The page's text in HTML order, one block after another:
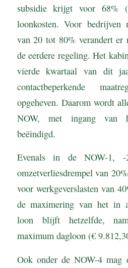
subsidie krijgt voor
loonkosten. Voor bedrijven
van 20 tot 80% verandert er
de eerdere regeling. Het
vierde kwartaal van dit
contactbeperkende
opgeheven. Daarom wordt
NOW, met ingang van
beëindigd.
Evenals in de NOW-1,
omzetverliesdrempel van
voor werkgeverslasten van
de maximering van het in
loon blijft hetzelfde,
maximum dagloon (€
Ook onder de NOW-4 mag